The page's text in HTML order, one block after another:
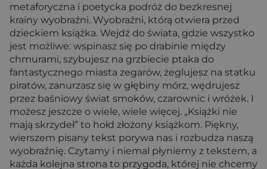
metaforyczna i poetycka podróż do bezkresnej
krainy wyobraźni. Wyobraźni, którą otwiera przed
dzieckiem książka. Wejdź do świata, gdzie wszystko
jest możliwe: wspinasz się po drabinie między
chmurami, szybujesz na grzbiecie ptaka do
fantastycznego miasta zegarów, żeglujesz na statku
piratów, zanurzasz się w głębiny mórz, wędrujesz
przez baśniowy świat smoków, czarownic i wróżek. I
możesz jeszcze o wiele, wiele więcej. „Książki nie
mają skrzydeł” to hołd złożony książkom. Piękny,
wierszem pisany tekst porywa nas i rozbudza naszą
wyobraźnię. Czytamy i niemal płyniemy z tekstem, a
każda kolejna strona to przygoda, której nie chcemy